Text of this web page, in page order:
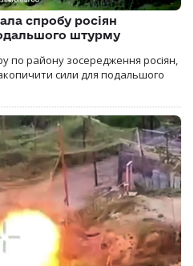
спробу росіян
штурму
по району зосередження росіян,
сили для подальшого